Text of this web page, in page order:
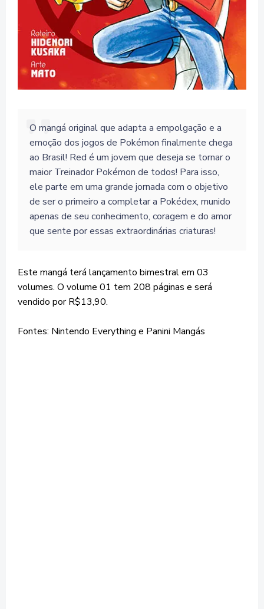
O mangá original que adapta a empolgação e a
emoção dos jogos de Pokémon finalmente chega
ao Brasil! Red é um jovem que deseja se tornar o
maior Treinador Pokémon de todos! Para isso,
ele parte em uma grande jornada com o objetivo
de ser o primeiro a completar a Pokédex, munido
apenas de seu conhecimento, coragem e do amor
que sente por essas extraordinárias criaturas!
Este mangá terá lançamento bimestral em 03
volumes. O volume 01 tem 208 páginas e será
vendido por R$13,90.
Fontes: Nintendo Everything e Panini Mangás